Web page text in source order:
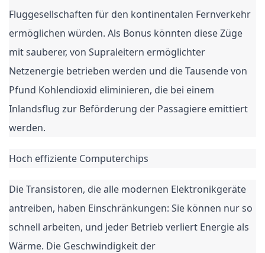
Fluggesellschaften für den kontinentalen Fernverkehr
ermöglichen würden. Als Bonus könnten diese Züge
mit sauberer, von Supraleitern ermöglichter
Netzenergie betrieben werden und die Tausende von
Pfund Kohlendioxid eliminieren, die bei einem
Inlandsflug zur Beförderung der Passagiere emittiert
werden.
Hoch effiziente Computerchips
Die Transistoren, die alle modernen Elektronikgeräte
antreiben, haben Einschränkungen: Sie können nur so
schnell arbeiten, und jeder Betrieb verliert Energie als
Wärme. Die Geschwindigkeit der